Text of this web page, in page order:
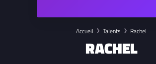
Accueil Talents Rachel
RACHEL